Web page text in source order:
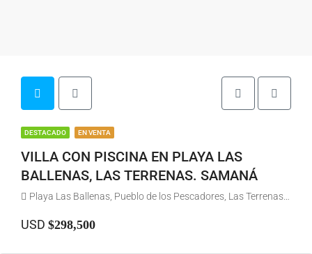
DESTACADO EN VENTA
VILLA CON PISCINA EN PLAYA LAS
BALLENAS, LAS TERRENAS. SAMANÁ
Playa Las Ballenas, Pueblo de los Pescadores, Las Terrenas, Samaná, República Dominicana
USD $298,500